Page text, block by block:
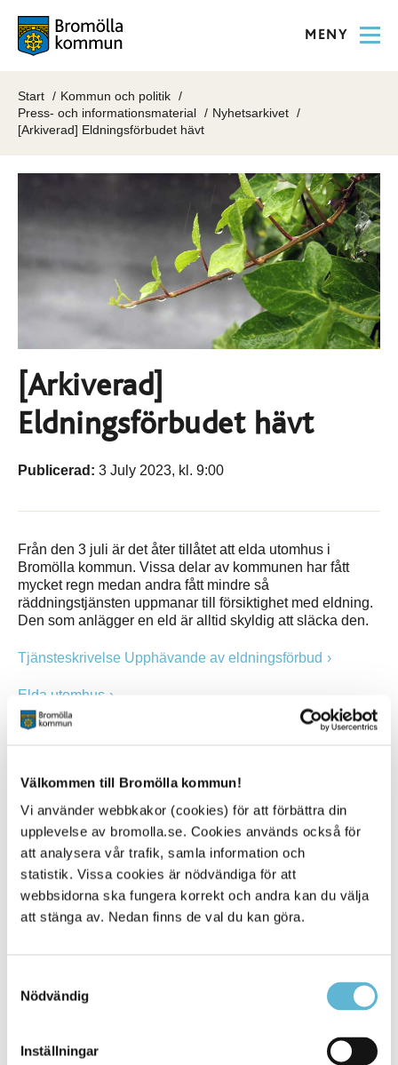
Välkommen till Bromölla kommun!
Vi använder webbkakor (cookies) för att förbättra din
upplevelse av bromolla.se. Cookies används också för
att analysera vår trafik, samla information och
statistik. Vissa cookies är nödvändiga för att
webbsidorna ska fungera korrekt och andra kan du välja
att stänga av. Nedan finns de val du kan göra.
Nödvändig
Inställningar
MENY
Start
Kommun och politik
Press- och informationsmaterial
Nyhetsarkivet
[Arkiverad] Eldningsförbudet hävt
[Arkiverad]
Eldningsförbudet hävt
Publicerad: 3 July 2023, kl. 9:00
Från den 3 juli är det åter tillåtet att elda utomhus i
Bromölla kommun. Vissa delar av kommunen har fått
mycket regn medan andra fått mindre så
räddningstjänsten uppmanar till försiktighet med eldning.
Den som anlägger en eld är alltid skyldig att släcka den.
Tjänsteskrivelse Upphävande av eldningsförbud
Elda utomhus
Sidan senast uppdaterad: den 13 November 2023
Tipsa och dela sidan
Kommentera
Skriv ut